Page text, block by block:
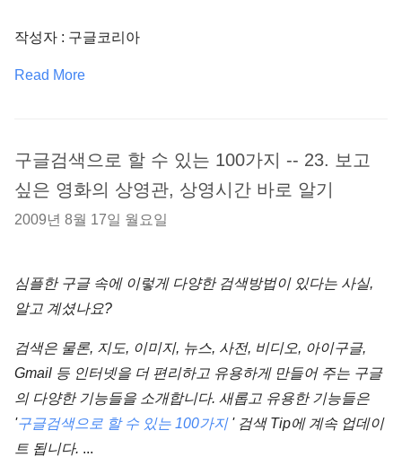
작성자 : 구글코리아
Read More
구글검색으로 할 수 있는 100가지 -- 23. 보고
싶은 영화의 상영관, 상영시간 바로 알기
2009년 8월 17일 월요일
심플한 구글 속에 이렇게 다양한 검색방법이 있다는 사실,
알고 계셨나요?
검색은 물론, 지도, 이미지, 뉴스, 사전, 비디오, 아이구글,
Gmail 등 인터넷을 더 편리하고 유용하게 만들어 주는 구글
의 다양한 기능들을 소개합니다. 새롭고 유용한 기능들은
'구글검색으로 할 수 있는 100가지' 검색 Tip에 계속 업데이
트 됩니다. ...